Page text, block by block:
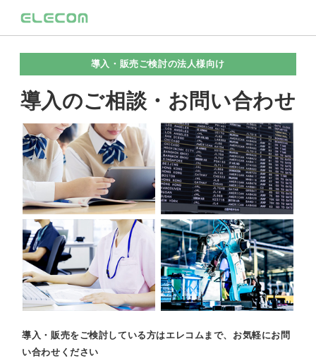
導入・販売ご検討の法人様向け
導入のご相談・お問い合わせ
導入・販売をご検討している方はエレコムまで、お気軽にお問
い合わせください